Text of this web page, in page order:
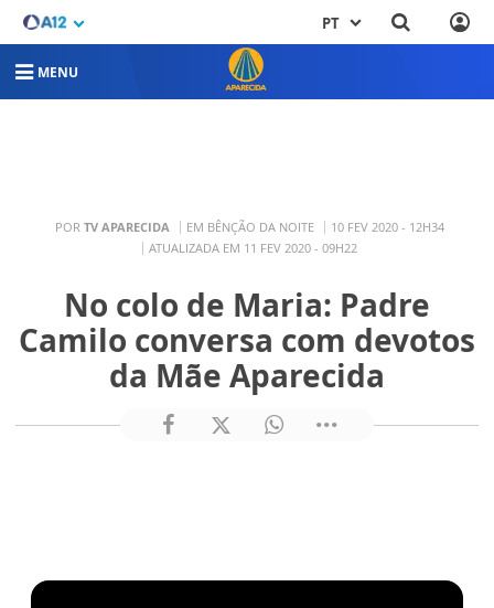
PT
MENU
POR TV APARECIDA EM BÊNÇÃO DA NOITE
10 FEV 2020 - 12H34
ATUALIZADA EM 11 FEV 2020 - 09H22
No colo de Maria: Padre
Camilo conversa com devotos
da Mãe Aparecida